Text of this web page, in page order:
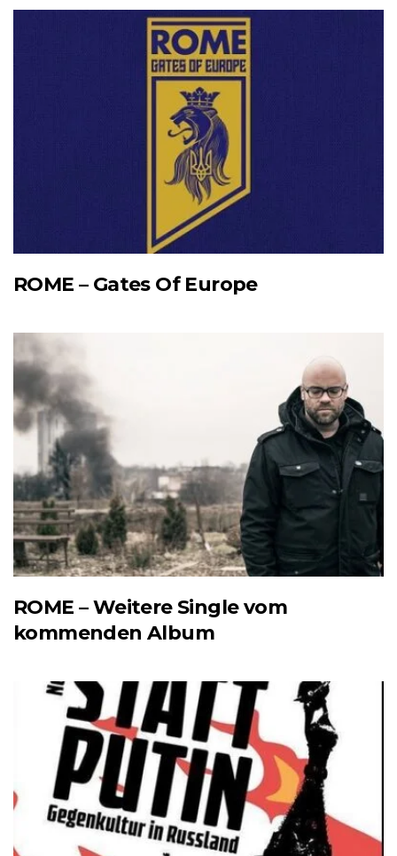
ROME – Gates Of Europe
ROME – Weitere Single vom
kommenden Album